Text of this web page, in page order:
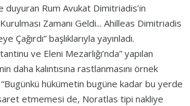
Rum Avukat Dimitriadis’in
Zamanı Geldi... Ahilleas Dimitriadis
başlıklarıyla yayınladı.
ve Eleni Mezarlığı’nda” yapılan
daha kalıntısına rastlanmasını örnek
hükümetin bugüne kadar bu yerde
etmemesi de, Noratlas tipi nakliye